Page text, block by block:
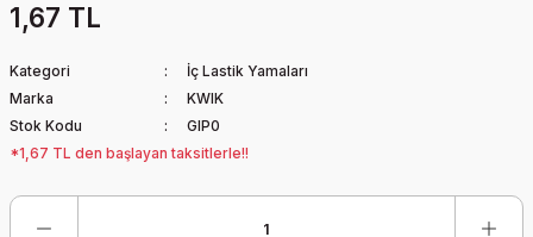
1,67 TL
Kategori
İç Lastik Yamaları
Marka
KWIK
Stok Kodu
GIP0
*1,67 TL den başlayan taksitlerle!!